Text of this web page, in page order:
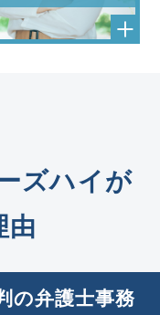
ズハイが
由
の弁護士事務